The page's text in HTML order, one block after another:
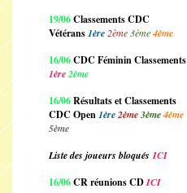
19/06Classements CDC
Vétérans1ère 2ème 3ème4ème
16/06CDC Féminin Classements
1ère2ème
16/06Résultats et Classements
CDC Open1ère2ème3ème4ème
5ème
Liste des joueurs bloqués ICI
16/06CR réunions CDICI